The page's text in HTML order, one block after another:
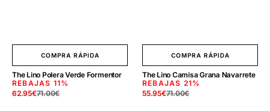
COMPRA RÁPIDA
The Lino Polera Verde Formentor
REBAJAS 11%
Precio
62.95€
Precio
71.00€
COMPRA RÁPIDA
The Lino Camisa Grana Navarrete
REBAJAS 21%
Precio
55.95€
Precio
71.00€